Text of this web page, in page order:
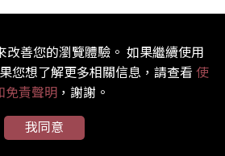
改善您的瀏覽體驗。 如果繼續使用
您想了解更多相關信息，請查看 使
免責聲明 ，謝謝。
我同意